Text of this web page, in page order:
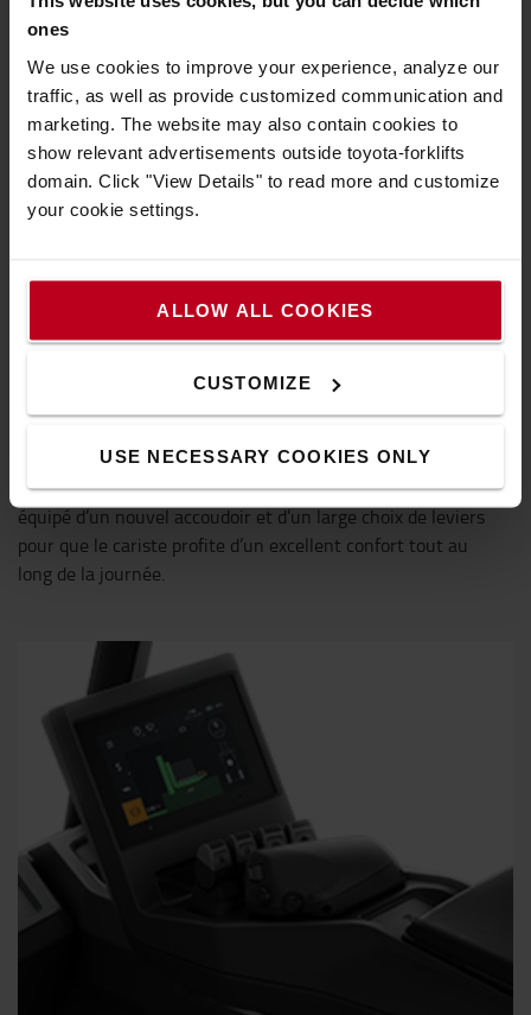
ones
We use cookies to improve your experience, analyze our
traffic, as well as provide customized communication and
marketing. The website may also contain cookies to
show relevant advertisements outside toyota-forklifts
domain. Click "View Details" to read more and customize
your cookie settings.
ALLOW ALL COOKIES
CUSTOMIZE
USE NECESSARY COOKIES ONLY
Conçu autour du cariste
Le poste de conduite conçu de manière ergonomique est
équipé d’un nouvel accoudoir et d’un large choix de leviers
pour que le cariste profite d’un excellent confort tout au
long de la journée.